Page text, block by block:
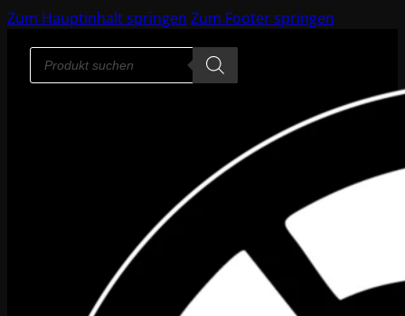
Zum Hauptinhalt springen Zum Footer springen
Products
search